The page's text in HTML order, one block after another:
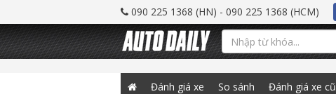
090 225 1368 (HN) - 090 225 1368 (HCM)
Đánh giá xe So sánh Đánh giá xe cũ